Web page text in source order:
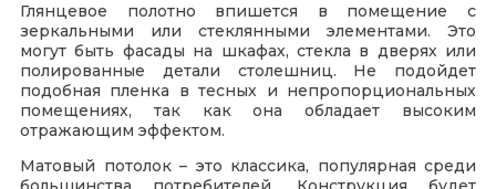
Глянцевое полотно впишется в помещение с
зеркальными или стеклянными элементами. Это
могут быть фасады на шкафах, стекла в дверях или
полированные детали столешниц. Не подойдет
подобная пленка в тесных и непропорциональных
помещениях, так как она обладает высоким
отражающим эффектом.
Матовый потолок – это классика, популярная среди